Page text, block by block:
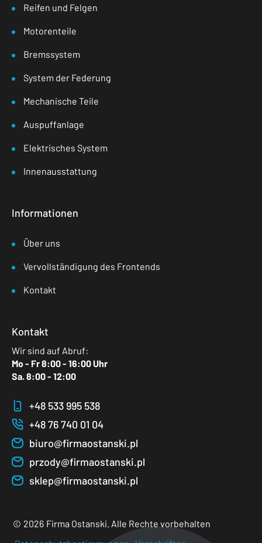
Reifen und Felgen
Motorenteile
Bremssystem
System der Federung
Mechanische Teile
Auspuffanlage
Elektrisches System
Innenausstattung
Informationen
Über uns
Vervollständigung des Frontends
Kontakt
Kontakt
Wir sind auf Abruf:
Mo - Fr 8:00 - 16:00 Uhr
Sa. 8:00 - 12:00
+48 533 995 538
+48 76 740 01 04
biuro@firmaostanski.pl
przody@firmaostanski.pl
sklep@firmaostanski.pl
© 2026 Firma Ostanski. Alle Rechte vorbehalten